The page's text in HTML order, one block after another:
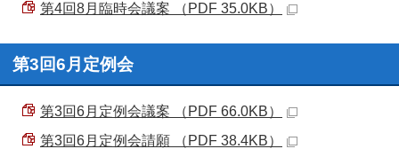
第4回8月臨時会議案 （PDF 35.0KB）
第3回6月定例会
第3回6月定例会議案 （PDF 66.0KB）
第3回6月定例会請願 （PDF 38.4KB）